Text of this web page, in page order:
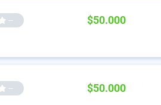
-- $50.000
-- $50.000